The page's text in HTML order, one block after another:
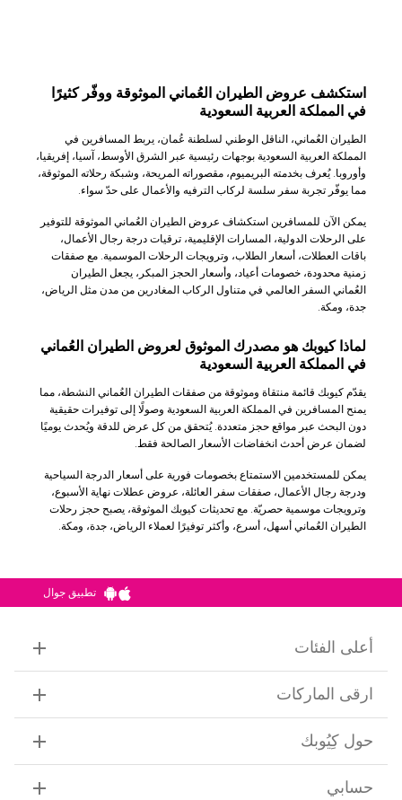
استكشف عروض الطيران العُماني الموثوقة ووفّر كثيرًا
في المملكة العربية السعودية
الطيران العُماني، الناقل الوطني لسلطنة عُمان، يربط المسافرين في
المملكة العربية السعودية بوجهات رئيسية عبر الشرق الأوسط، آسيا، إفريقيا،
وأوروبا. يُعرف بخدمته البريميوم، مقصوراته المريحة، وشبكة رحلاته الموثوقة،
مما يوفّر تجربة سفر سلسة لركاب الترفيه والأعمال على حدّ سواء.
يمكن الآن للمسافرين استكشاف عروض الطيران العُماني الموثوقة للتوفير
على الرحلات الدولية، المسارات الإقليمية، ترقيات درجة رجال الأعمال،
باقات العطلات، أسعار الطلاب، وترويجات الرحلات الموسمية. مع صفقات
زمنية محدودة، خصومات أعياد، وأسعار الحجز المبكر، يجعل الطيران
العُماني السفر العالمي في متناول الركاب المغادرين من مدن مثل الرياض،
جدة، ومكة.
لماذا كيوبك هو مصدرك الموثوق لعروض الطيران العُماني
في المملكة العربية السعودية
يقدّم كيوبك قائمة منتقاة وموثوقة من صفقات الطيران العُماني النشطة، مما
يمنح المسافرين في المملكة العربية السعودية وصولًا إلى توفيرات حقيقية
دون البحث عبر مواقع حجز متعددة. يُتحقق من كل عرض للدقة ويُحدث يوميًا
لضمان عرض أحدث انخفاضات الأسعار الصالحة فقط.
يمكن للمستخدمين الاستمتاع بخصومات فورية على أسعار الدرجة السياحية
ودرجة رجال الأعمال، صفقات سفر العائلة، عروض عطلات نهاية الأسبوع،
وترويجات موسمية حصريّة. مع تحديثات كيوبك الموثوقة، يصبح حجز رحلات
الطيران العُماني أسهل، أسرع، وأكثر توفيرًا لعملاء الرياض، جدة، ومكة.
تطبيق جوال
أعلى الفئات
ارقى الماركات
حول كِيُوبك
حسابي